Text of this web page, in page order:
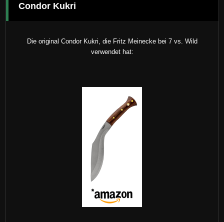
Condor Kukri
Die original Condor Kukri, die Fritz Meinecke bei 7 vs. Wild
verwendet hat: